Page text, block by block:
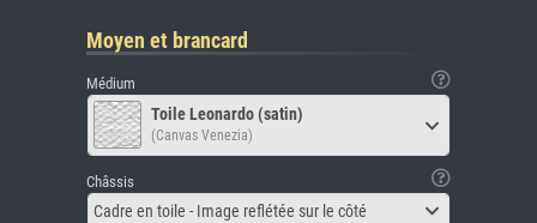
Moyen et brancard
Médium
Toile Leonardo (satin)
(Canvas Venezia)
Châssis
Cadre en toile - Image reflétée sur le côté